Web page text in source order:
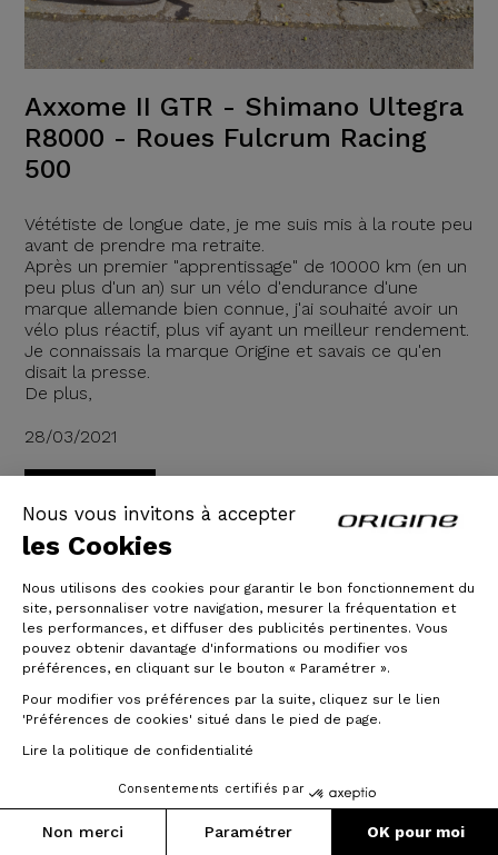
Nous vous invitons à accepter
les Cookies
Nous utilisons des cookies pour garantir le bon fonctionnement du
site, personnaliser votre navigation, mesurer la fréquentation et
les performances, et diffuser des publicités pertinentes. Vous
pouvez obtenir davantage d'informations ou modifier vos
préférences, en cliquant sur le bouton « Paramétrer ».
Pour modifier vos préférences par la suite, cliquez sur le lien
'Préférences de cookies' situé dans le pied de page.
Lire la politique de confidentialité
Consentements certifiés par
Non merci Paramétrer OK pour moi
Axxome II GTR - Shimano Ultegra
R8000 - Roues Fulcrum Racing
500
Vététiste de longue date, je me suis mis à la route peu
avant de prendre ma retraite.
Après un premier "apprentissage" de 10000 km (en un
peu plus d'un an) sur un vélo d'endurance d'une
marque allemande bien connue, j'ai souhaité avoir un
vélo plus réactif, plus vif ayant un meilleur rendement.
Je connaissais la marque Origine et savais ce qu'en
disait la presse.
De plus,
28/03/2021